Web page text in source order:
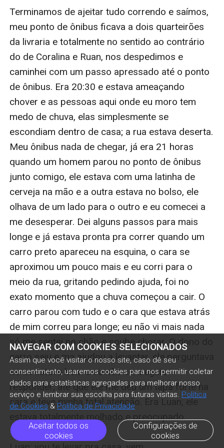
NAVEGAR COM COOKIES SELECIONADOS
Assim que você visitar o nosso site, caso dê seu
consentimento, usaremos cookies para nos permitir coletar
dados para estatísticas agregadas para melhorar nosso
serviço e lembrar sua escolha para futuras visitas. Política
de Cookies & Política de Privacidade
Aceitar todos os
cookies
Configurações de
cookies